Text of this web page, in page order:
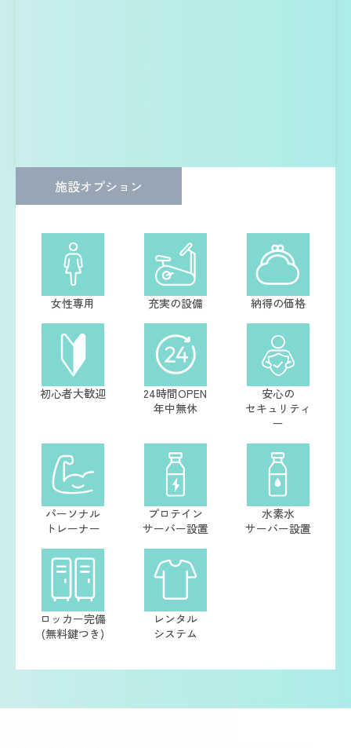
施設オプション
女性専用 充実の設備 納得の価格
初心者大歓迎
24時間OPEN
年中無休
安心の
セキュリティ
ー
パーソナル
トレーナー
プロテイン
サーバー設置
水素水
サーバー設置
ロッカー完備
(無料鍵つき)
レンタル
システム